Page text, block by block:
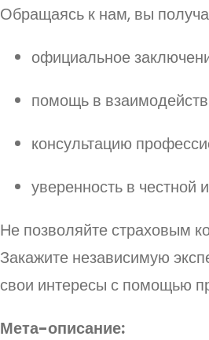
Обращаясь к нам, вы
официальное
помощь в
консультацию
уверенность в честной
Не позволяйте страховым
Закажите независимую
свои интересы с помощью
Мета-описание: